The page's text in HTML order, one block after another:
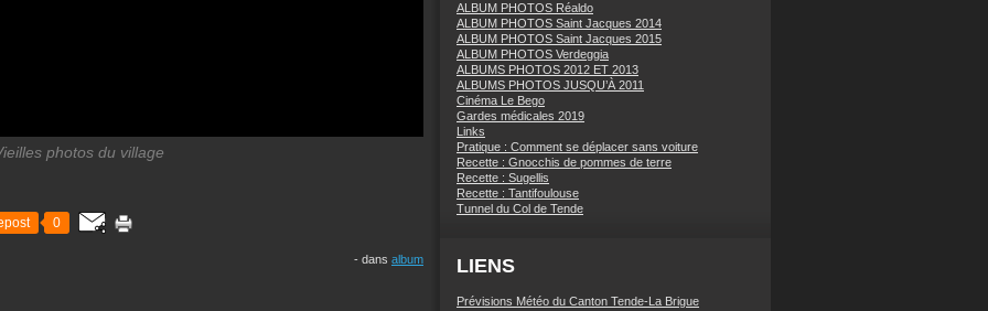
photos du village
0
- dans album
ALBUM PHOTOS Réaldo
ALBUM PHOTOS Saint Jacques 2014
ALBUM PHOTOS Saint Jacques 2015
ALBUM PHOTOS Verdeggia
ALBUMS PHOTOS 2012 ET 2013
ALBUMS PHOTOS JUSQU’À 2011
Cinéma Le Bego
Gardes médicales 2019
Links
Pratique : Comment se déplacer sans voiture
Recette : Gnocchis de pommes de terre
Recette : Sugellis
Recette : Tantifoulouse
Tunnel du Col de Tende
LIENS
Prévisions Météo du Canton Tende-La Brigue